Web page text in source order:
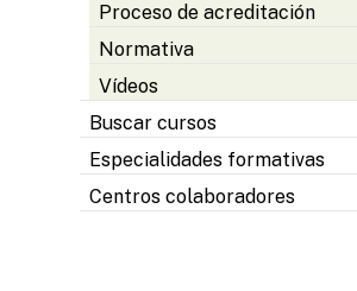
Proceso de acreditación
Normativa
Vídeos
Buscar cursos
Especialidades formativas
Centros colaboradores